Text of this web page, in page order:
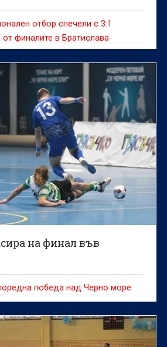
отбор спечели с 3:1
финалите в Братислава
на финал във
победа над Черно море